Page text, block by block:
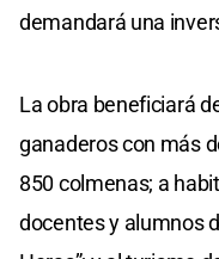
demandará una
La obra beneficiará
ganaderos con más
850 colmenas; a
docentes y alumnos